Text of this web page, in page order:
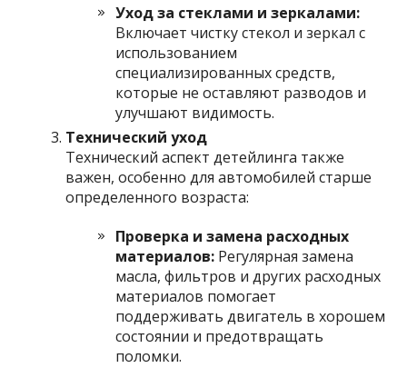
Уход за стеклами и зеркалами:
Включает чистку стекол и зеркал с
использованием
специализированных средств,
которые не оставляют разводов и
улучшают видимость.
Технический уход
Технический аспект детейлинга также
важен, особенно для автомобилей старше
определенного возраста:
Проверка и замена расходных
материалов: Регулярная замена
масла, фильтров и других расходных
материалов помогает
поддерживать двигатель в хорошем
состоянии и предотвращать
поломки.